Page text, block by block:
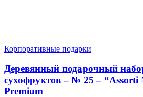
Корпоративные подарки
Деревянный подарочный
сухофруктов – № 25 – “Assorti
Premium